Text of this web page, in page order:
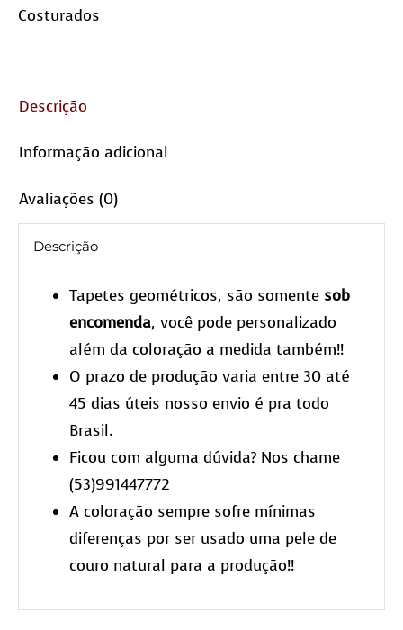
Costurados
Descrição
Informação adicional
Avaliações (0)
Descrição
Tapetes geométricos, são somente sob
encomenda, você pode personalizado
além da coloração a medida também!!
O prazo de produção varia entre 30 até
45 dias úteis nosso envio é pra todo
Brasil.
Ficou com alguma dúvida? Nos chame
(53)991447772
A coloração sempre sofre mínimas
diferenças por ser usado uma pele de
couro natural para a produção!!